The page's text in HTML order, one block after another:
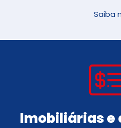
Saiba
Imobiliárias